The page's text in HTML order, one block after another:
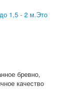
1,5 - 2 м.Это
бревно,
качество